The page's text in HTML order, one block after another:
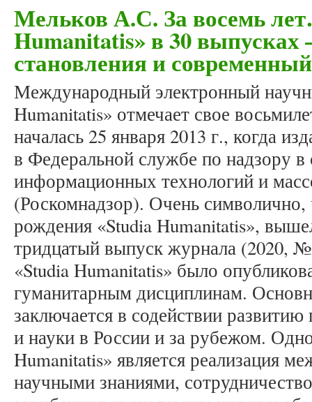
Мельков А.С. За восемь
Humanitatis» в 30 выпусках
становления и
Международный электронный
Humanitatis» отмечает свое
началась 25 января 2013 г., когда
в Федеральной службе по надзору в
информационных технологий и
(Роскомнадзор). Очень символично,
рождения «Studia Humanitatis»,
тридцатый выпуск журнала (2020,
«Studia Humanitatis» было
гуманитарным дисциплинам.
заключается в содействии
и науки в России и за рубежом.
Humanitatis» является реализация
научными знаниями,